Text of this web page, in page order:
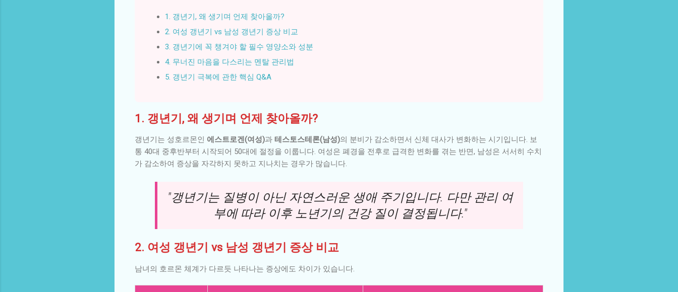
1. 갱년기, 왜 생기며 언제 찾아올까?
2. 여성 갱년기 vs 남성 갱년기 증상 비교
3. 갱년기에 꼭 챙겨야 할 필수 영양소와 성분
4. 무너진 마음을 다스리는 멘탈 관리법
5. 갱년기 극복에 관한 핵심 Q&A
1. 갱년기, 왜 생기며 언제 찾아올까?
갱년기는 성호르몬인 에스트로겐(여성)과 테스토스테론(남성)의 분비가 감소하면서 신체 대사가 변화하는 시기입니다. 보
통 40대 중후반부터 시작되어 50대에 절정을 이룹니다. 여성은 폐경을 전후로 급격한 변화를 겪는 반면, 남성은 서서히 수치
가 감소하여 증상을 자각하지 못하고 지나치는 경우가 많습니다.
"갱년기는 질병이 아닌 자연스러운 생애 주기입니다. 다만 관리 여
부에 따라 이후 노년기의 건강 질이 결정됩니다."
2. 여성 갱년기 vs 남성 갱년기 증상 비교
남녀의 호르몬 체계가 다르듯 나타나는 증상에도 차이가 있습니다.